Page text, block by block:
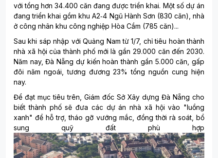
với tổng hơn 34.400 căn đang được triển khai. Một số dự án
đang triển khai gồm khu A2‑4 Ngũ Hành Sơn (830 căn), nhà
ở công nhân khu công nghiệp Hòa Cầm (785 căn)...
Sau khi sáp nhập với Quảng Nam từ 1/7, chỉ tiêu hoàn thành
nhà xã hội của thành phố mới là gần 29.000 căn đến 2030.
Năm nay, Đà Nẵng dự kiến hoàn thành gần 5.000 căn, gấp
đôi năm ngoái, tương đương 23% tổng nguồn cung hiện
nay.
Để đạt mục tiêu trên, Giám đốc Sở Xây dựng Đà Nẵng cho
biết thành phố sẽ đưa các dự án nhà xã hội vào "luồng
xanh" để hỗ trợ, tháo gỡ vướng mắc, đồng thời rà soát, bổ
sung quỹ đất phù hợp